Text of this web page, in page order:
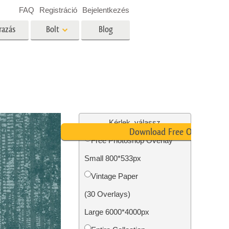
Szolgáltatások
Fotó -helyreállítási szolgáltatások
Bolt Blog
FAQ Registráció Bejelentkezés
Kérlek, válassz
Free Photoshop Overlay
Small 800*533px
Vintage Paper
(30 Overlays)
Large 6000*4000px
Download Free Overlay